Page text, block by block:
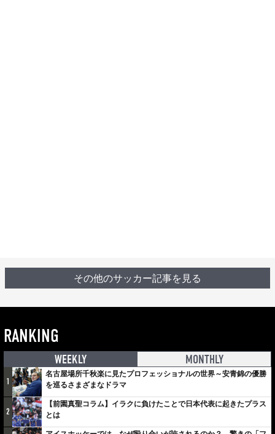
その他のサッカー記事を見る
RANKING
WEEKLY MONTHLY
1
名古屋場所千秋楽に見たプロフェッショナルの世界～安青錦の優勝
を巡るさまざまなドラマ
2
【前園真聖コラム】イラクに負けたことで日本代表に起きたプラス
とは